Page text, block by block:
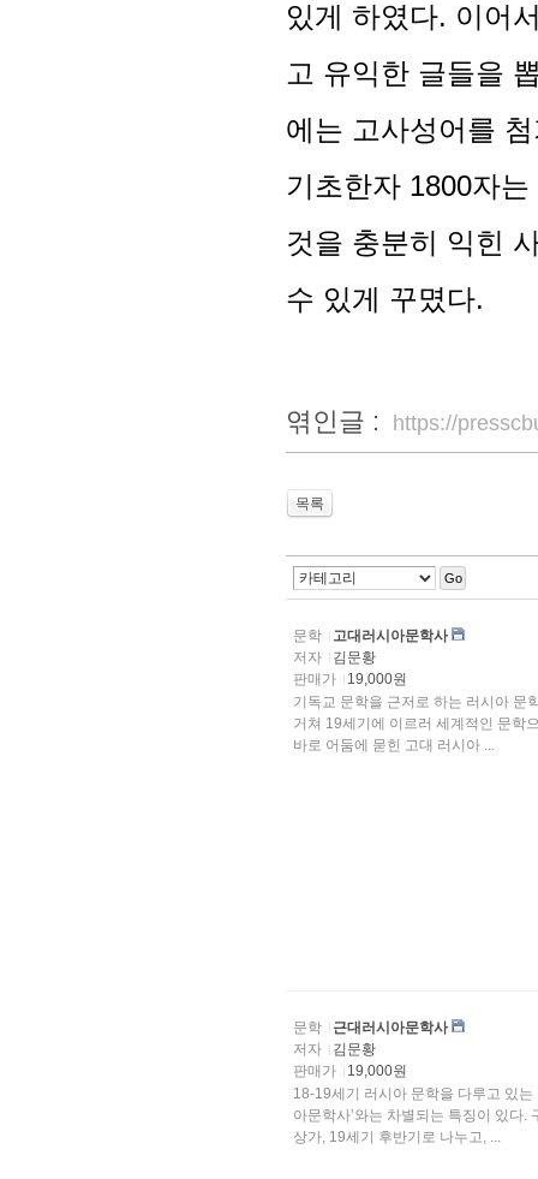
있게 하였다. 이어
고 유익한 글들을
에는 고사성어를
기초한자 1800자
것을 충분히 익힌
수 있게 꾸몄다.
엮인글 : https://
목록
Go
문학
고대러시아문학사
저자
김문황
판매가
19,000원
기독교 문학을 근저로 하는 러시아 문
거쳐 19세기에 이르러 세계적인 문학으로 발돋움하였다. 19세기
바로 어둠에 묻힌 고대 러시아 ...
문학
근대러시아문학사
저자
김문황
판매가
19,000원
18-19세기 러시아 문학을 다루고 있
아문학사’와는 차별되는 특징이 있다
상가, 19세기 후반기로 나누고, ...